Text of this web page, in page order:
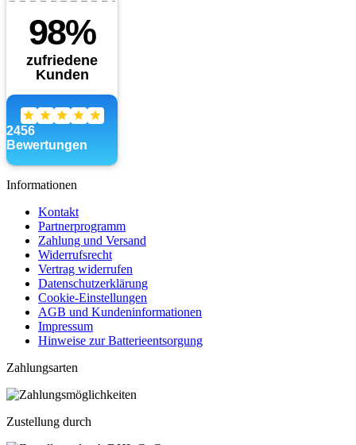
Informationen
Kontakt
Partnerprogramm
Zahlung und Versand
Widerrufsrecht
Vertrag widerrufen
Datenschutzerklärung
Cookie-Einstellungen
AGB und Kundeninformationen
Impressum
Hinweise zur Batterieentsorgung
Zahlungsarten
Zustellung durch